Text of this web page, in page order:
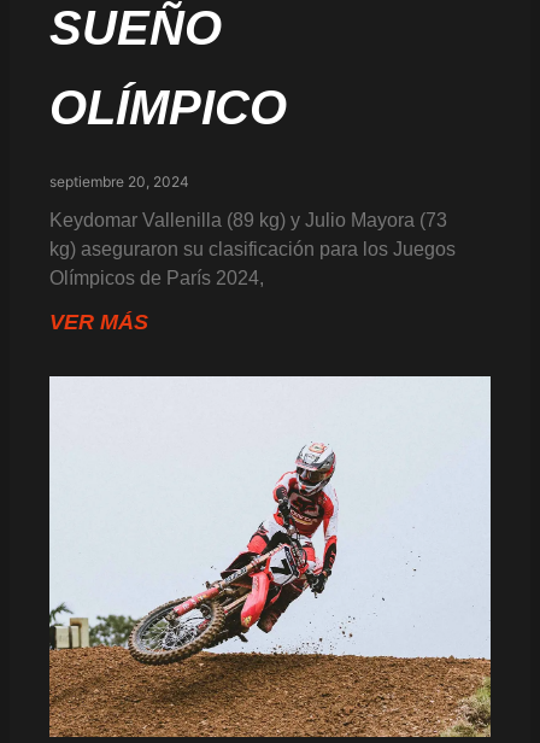
SUEÑO
OLÍMPICO
septiembre 20, 2024
Keydomar Vallenilla (89 kg) y Julio Mayora (73
kg) aseguraron su clasificación para los Juegos
Olímpicos de París 2024,
VER MÁS